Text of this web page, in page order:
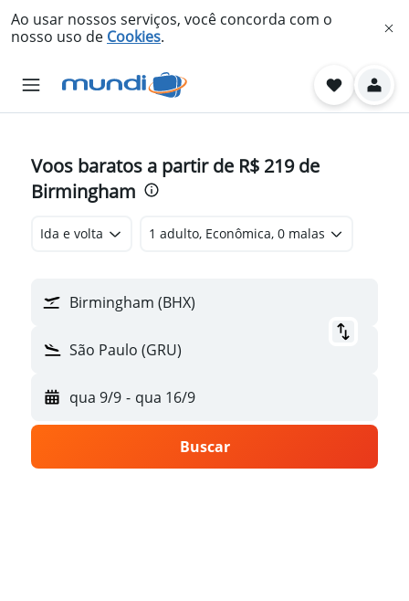
Ao usar nossos serviços, você concorda com o
nosso uso de Cookies.
Voos baratos a partir de R$ 219 de
Birmingham
Ida e volta 1 adulto, Econômica, 0 malas
Birmingham (BHX)
São Paulo (GRU)
qua 9/9 - qua 16/9
Buscar